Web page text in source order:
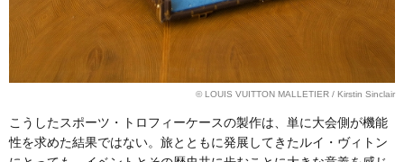
© LOUIS VUITTON MALLETIER / Kirstin Sinclair
こうしたスポーツ・トロフィーケースの製作は、単に大会側が機能
性を求めた結果ではない。旅とともに発展してきたルイ・ヴィトン